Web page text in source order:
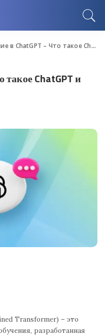
– Что такое ChatGPT и как его использовать?
такое ChatGPT и
Transformer) – это
разработанная